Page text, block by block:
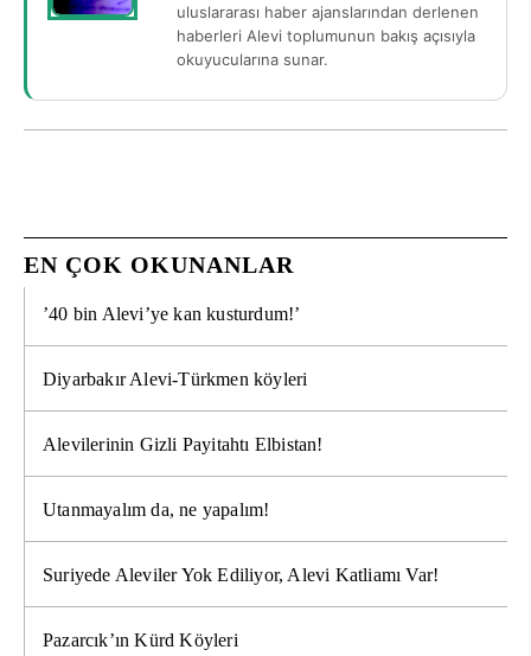
uluslararası haber ajanslarından derlenen
haberleri Alevi toplumunun bakış açısıyla
okuyucularına sunar.
EN ÇOK OKUNANLAR
’40 bin Alevi’ye kan kusturdum!’
Diyarbakır Alevi-Türkmen köyleri
Alevilerinin Gizli Payitahtı Elbistan!
Utanmayalım da, ne yapalım!
Suriyede Aleviler Yok Ediliyor, Alevi Katliamı Var!
Pazarcık’ın Kürd Köyleri